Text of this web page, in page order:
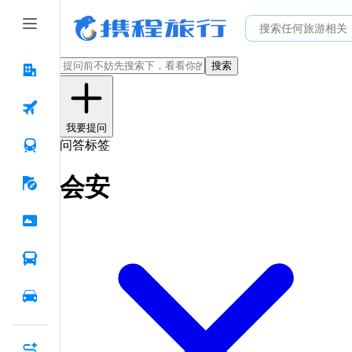
搜索
我要提问
问答标签
会安